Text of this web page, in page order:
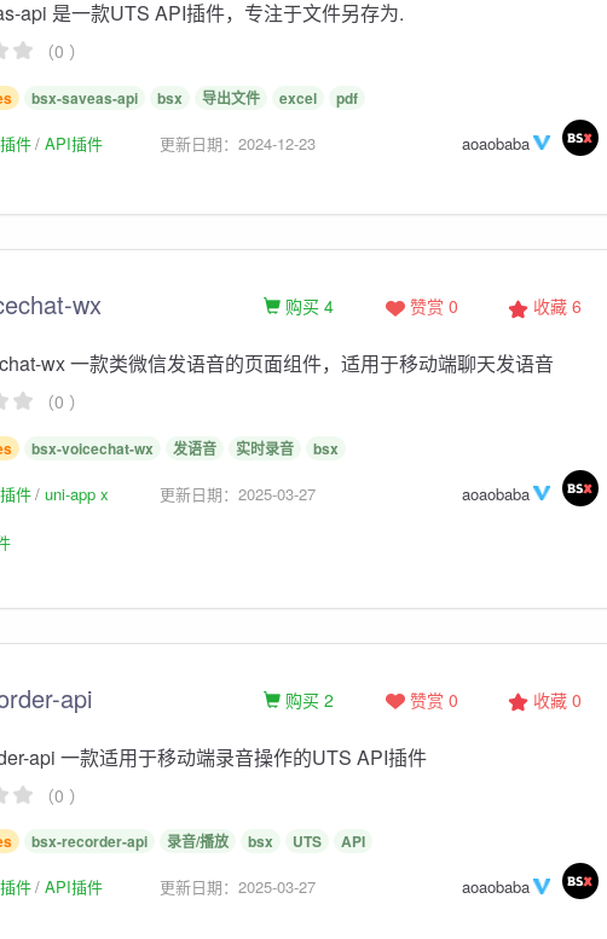
api 是一款UTS API插件，专注于文件另存为.
（0 ）
bsx-saveas-api bsx 导出文件 excel pdf
件 API插件 更新日期：2024-12-23 aoaobaba
wx 收藏 6
赞赏 0
购买 4
wx 一款类微信发语音的页面组件，适用于移动端聊天发语音
（0 ）
bsx-voicechat-wx 发语音 实时录音 bsx
件 uni-app x 更新日期：2025-03-27 aoaobaba
api 收藏 0
赞赏 0
购买 2
api 一款适用于移动端录音操作的UTS API插件
（0 ）
bsx-recorder-api 录音/播放 bsx UTS API
件 API插件 更新日期：2025-03-27 aoaobaba